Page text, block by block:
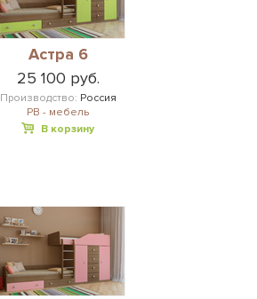
Астра 6
25 100 руб.
Производство: Россия
РВ - мебель
В корзину